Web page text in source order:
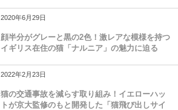
2020年6月29日
顔半分がグレーと黒の2色！激レアな模様を持つ
イギリス在住の猫「ナルニア」の魅力に迫る
2022年2月23日
猫の交通事故を減らす取り組み！イエローハッ
トが京大監修のもと開発した「猫飛び出しサイ